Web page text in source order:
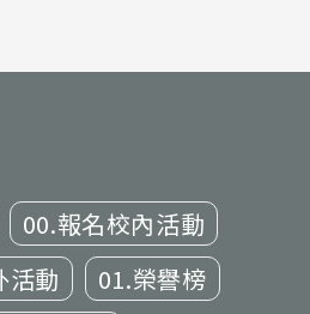
00.報名校內活動
活動
01.榮譽榜